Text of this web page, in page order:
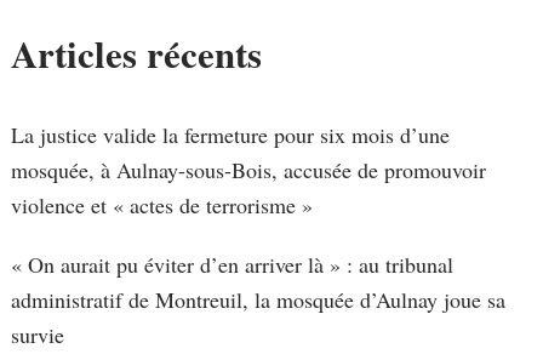
Articles récents
La justice valide la fermeture pour six mois d’une
mosquée, à Aulnay-sous-Bois, accusée de promouvoir
violence et « actes de terrorisme »
« On aurait pu éviter d’en arriver là » : au tribunal
administratif de Montreuil, la mosquée d’Aulnay joue sa
survie